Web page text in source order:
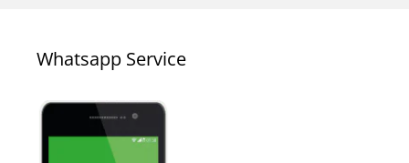
Whatsapp Service